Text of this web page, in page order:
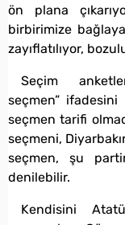
ön plana
birbirimize
zayıflatılıyor,
Seçim
seçmen” ifadesini
seçmen tarifi
seçmeni,
seçmen, şu
denilebilir.
Kendisini